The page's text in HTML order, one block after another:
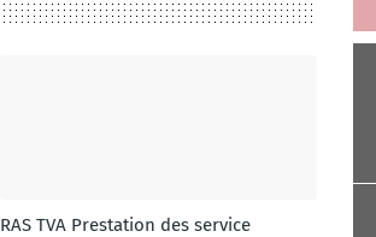
RAS TVA Prestation des service